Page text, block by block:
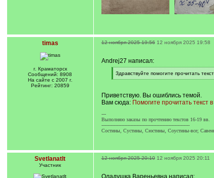
timas
г. Краматорск
Сообщений: 8908
На сайте с 2007 г.
Рейтинг: 20859
12 ноября 2025 19:56 12 ноября 2025 19:58
Andrej27 написал:
[
q
Здравствуйте помогите прочитать
[
]
Приветствую. Вы ошиблись темой.
Вам сюда: Помогите прочитать
---
Выполняю заказы по прочтению текстов 16-19 вв.
----------------------------------------------------------
Состины, Сустины, Сюстины, Соустины-все;
Svetlanatlt
Участник
12 ноября 2025 20:10 12 ноября 2025 20:11
Оладушка Вареньевна написал: